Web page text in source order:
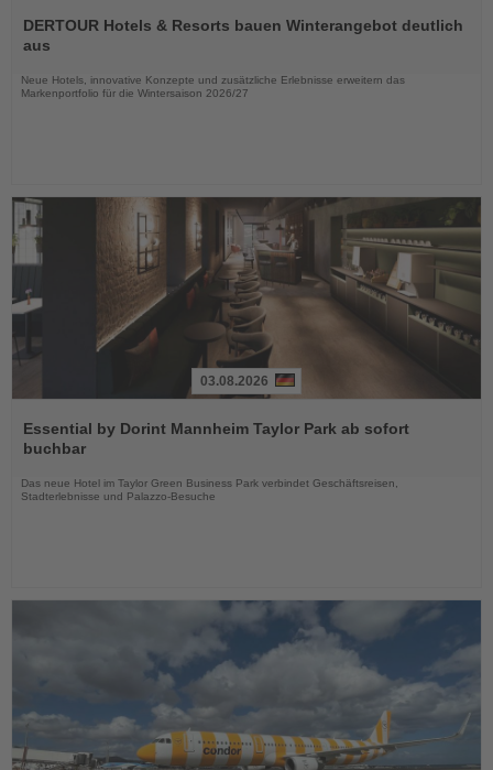
Sie
die
DERTOUR Hotels & Resorts bauen Winterangebot deutlich
aus
Neue Hotels, innovative Konzepte und zusätzliche Erlebnisse erweitern das
Markenportfolio für die Wintersaison 2026/27
Sie
die
03.08.2026
Essential by Dorint Mannheim Taylor Park ab sofort
buchbar
Das neue Hotel im Taylor Green Business Park verbindet Geschäftsreisen,
Stadterlebnisse und Palazzo-Besuche